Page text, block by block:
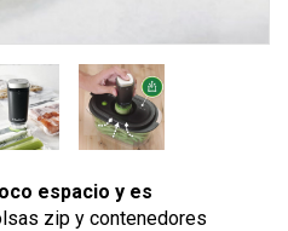
espacio y es
zip y contenedores